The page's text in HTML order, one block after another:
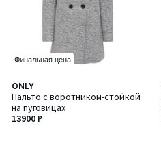
Финальная цена
ONLY
Пальто с воротником-стойкой
на пуговицах
13900 ₽